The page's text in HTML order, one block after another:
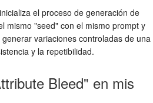
el proceso de generación de
mismo "seed" con el mismo prompt y
variaciones controladas de una
y la repetibilidad.
Bleed" en mis